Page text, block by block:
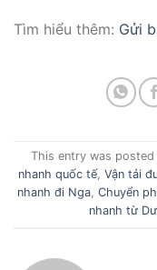
Tìm hiểu thêm: Gửi
This entry was posted
nhanh quốc tế, Vận tải
nhanh đi Nga, Chuyển
nhanh từ